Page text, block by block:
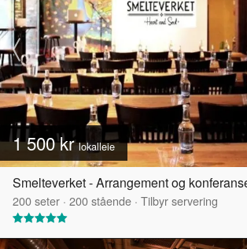
1 500 krlokalleie
Smelteverket - Arrangement og
200seter · 200stående · Tilbyr servering